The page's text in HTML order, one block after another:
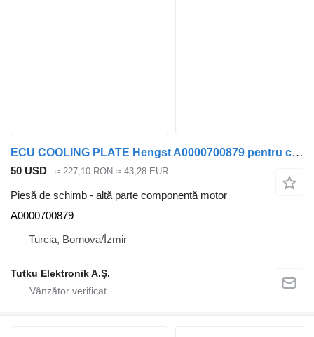
ECU COOLING PLATE Hengst A0000700879 pentru cap tractor Mercedes-Benz ACTROS
50 USD ≈ 227,10 RON ≈ 43,28 EUR
Piesă de schimb - altă parte componentă motor
A0000700879
Turcia, Bornova/İzmir
Tutku Elektronik A.Ş.